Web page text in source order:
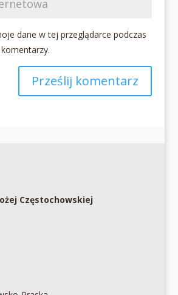
dane w tej przeglądarce podczas
Częstochowskiej